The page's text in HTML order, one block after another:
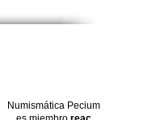
Numismática Pecium